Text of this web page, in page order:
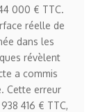
000 € TTC.
réelle de
dans les
révèlent
a commis
Cette erreur
416 € TTC,